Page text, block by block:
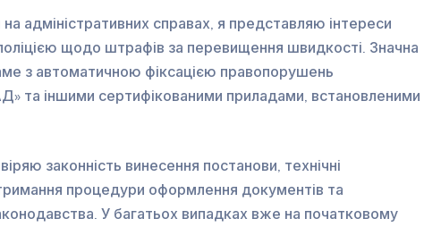
на адміністративних справах, я представляю інтереси
щодо штрафів за перевищення швидкості. Значна
з автоматичною фіксацією правопорушень
та іншими сертифікованими приладами, встановленими
законність винесення постанови, технічні
процедури оформлення документів та
У багатьох випадках вже на початковому